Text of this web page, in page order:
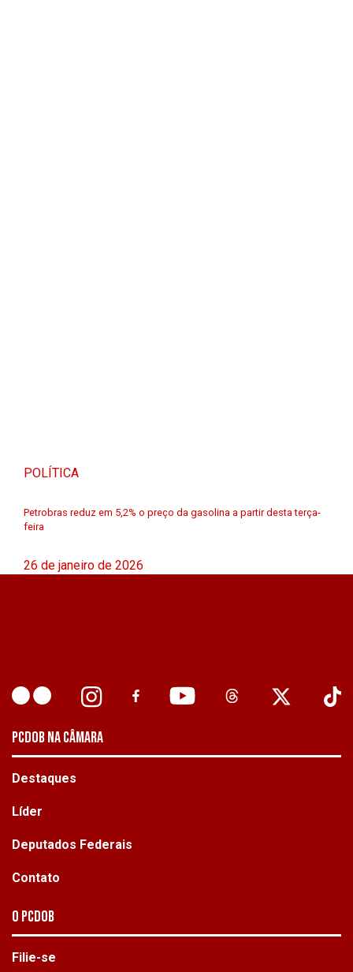
POLÍTICA
Petrobras reduz em 5,2% o preço da gasolina a partir desta terça-
feira
26 de janeiro de 2026
PCDOB NA CÂMARA
Destaques
Líder
Deputados Federais
Contato
O PCdoB
Filie-se